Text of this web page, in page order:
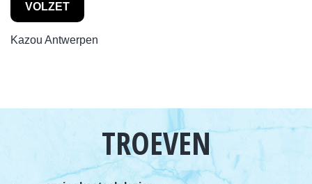
VOLZET
Kazou Antwerpen
TROEVEN